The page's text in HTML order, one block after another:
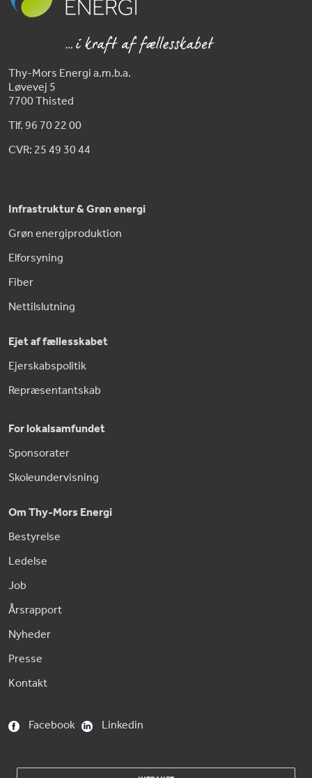
Thy-Mors Energi a.m.b.a.
Løvevej 5
7700 Thisted
Tlf. 96 70 22 00
CVR: 25 49 30 44
Infrastruktur & Grøn energi
Grøn energiproduktion
Elforsyning
Fiber
Nettilslutning
Ejet af fællesskabet
Ejerskabspolitik
Repræsentantskab
For lokalsamfundet
Sponsorater
Skoleundervisning
Om Thy-Mors Energi
Bestyrelse
Ledelse
Job
Årsrapport
Nyheder
Presse
Kontakt
Facebook
Linkedin